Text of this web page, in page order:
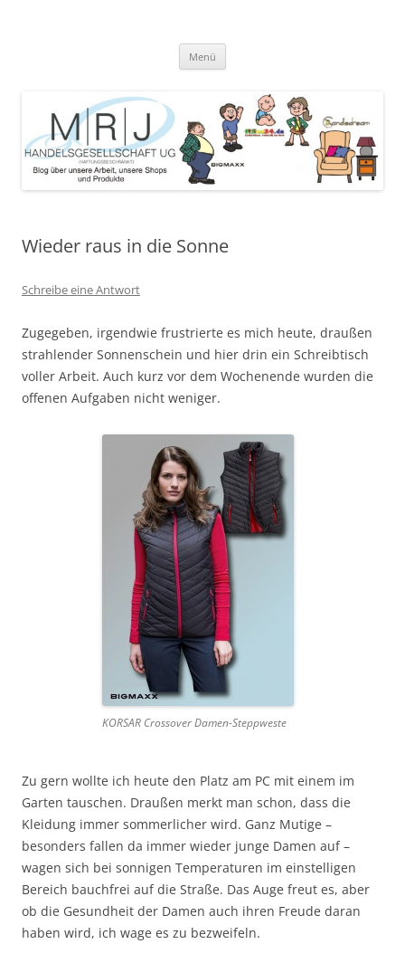
angebotene Produkte
Menü
Wieder raus in die Sonne
Schreibe eine Antwort
Zugegeben, irgendwie frustrierte es mich heute, draußen
strahlender Sonnenschein und hier drin ein Schreibtisch
voller Arbeit. Auch kurz vor dem Wochenende wurden die
offenen Aufgaben nicht weniger.
KORSAR Crossover Damen-Steppweste
Zu gern wollte ich heute den Platz am PC mit einem im
Garten tauschen. Draußen merkt man schon, dass die
Kleidung immer sommerlicher wird. Ganz Mutige –
besonders fallen da immer wieder junge Damen auf –
wagen sich bei sonnigen Temperaturen im einstelligen
Bereich bauchfrei auf die Straße. Das Auge freut es, aber
ob die Gesundheit der Damen auch ihren Freude daran
haben wird, ich wage es zu bezweifeln.